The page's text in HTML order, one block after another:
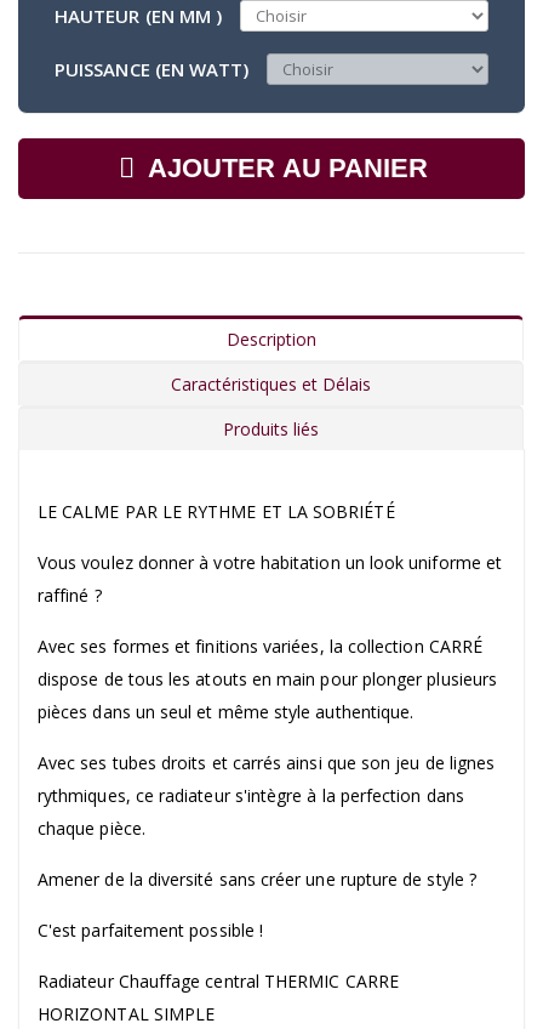
HAUTEUR (EN MM )
PUISSANCE (EN WATT)
AJOUTER AU PANIER
Description
Caractéristiques et Délais
Produits liés
LE CALME PAR LE RYTHME ET LA SOBRIÉTÉ
Vous voulez donner à votre habitation un look uniforme et
raffiné ?
Avec ses formes et finitions variées, la collection CARRÉ
dispose de tous les atouts en main pour plonger plusieurs
pièces dans un seul et même style authentique.
Avec ses tubes droits et carrés ainsi que son jeu de lignes
rythmiques, ce radiateur s'intègre à la perfection dans
chaque pièce.
Amener de la diversité sans créer une rupture de style ?
C'est parfaitement possible !
Radiateur Chauffage central THERMIC CARRE
HORIZONTAL SIMPLE